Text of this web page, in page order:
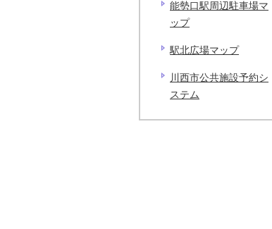
能勢口駅周辺駐車場マ
ップ
駅北広場マップ
川西市公共施設予約シ
ステム